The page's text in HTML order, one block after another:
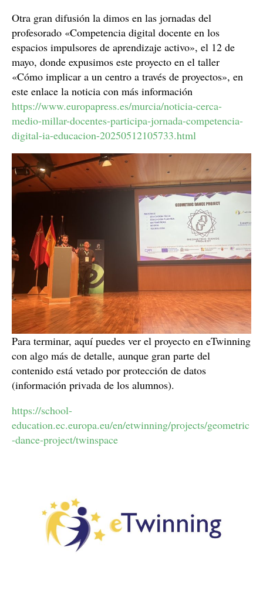
Otra gran difusión la dimos en las jornadas del
profesorado «Competencia digital docente en los
espacios impulsores de aprendizaje activo», el 12 de
mayo, donde expusimos este proyecto en el taller
«Cómo implicar a un centro a través de proyectos», en
este enlace la noticia con más información
https://www.europapress.es/murcia/noticia-cerca-
medio-millar-docentes-participa-jornada-competencia-
digital-ia-educacion-20250512105733.html
Para terminar, aquí puedes ver el proyecto en eTwinning
con algo más de detalle, aunque gran parte del
contenido está vetado por protección de datos
(información privada de los alumnos).
https://school-
education.ec.europa.eu/en/etwinning/projects/geometric
-dance-project/twinspace